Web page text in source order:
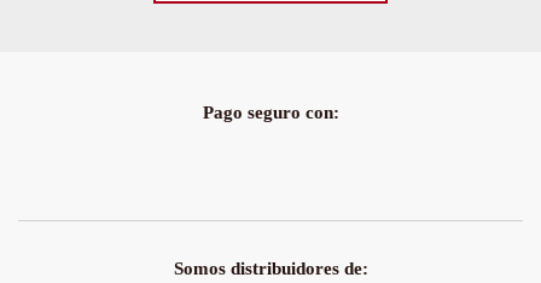
Pago seguro con:
Somos distribuidores de: